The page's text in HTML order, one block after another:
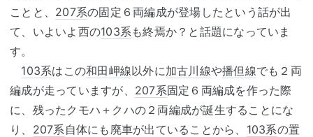
ことと、 207系の固定６両編成が登場したという話が出
て、いよいよ西の103系も終焉か？と話題になっていま
す。
103系はこの和田岬線以外に加古川線や播但線でも２両
編成が走っていますが、 207系固定６両編成を作った際
に、残ったクモハ＋クハの２両編成が誕生することにな
り、 207系自体にも廃車が出ていることから、 103系の置